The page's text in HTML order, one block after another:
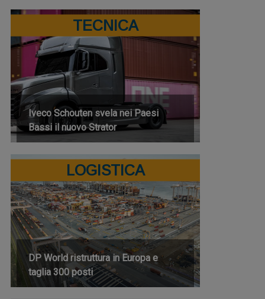
TECNICA
Iveco Schouten svela nei Paesi
Bassi il nuovo Strator
LOGISTICA
DP World ristruttura in Europa e
taglia 300 posti